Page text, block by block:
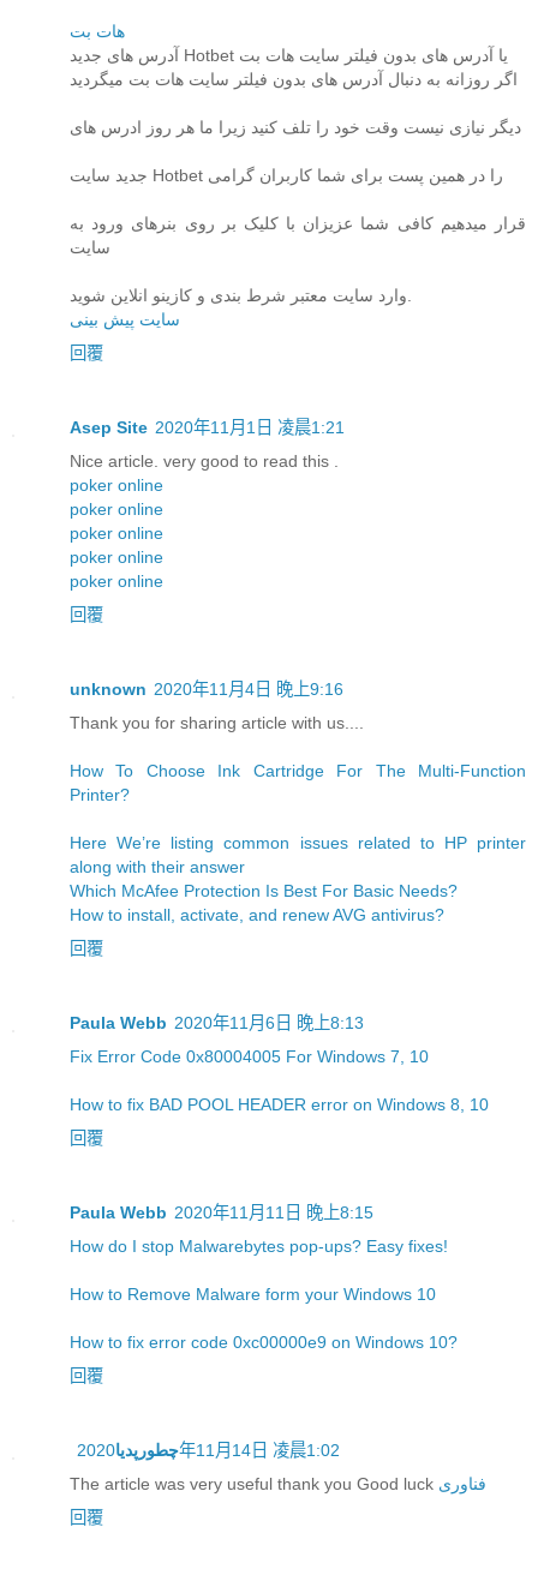
هات بت
آدرس های جدید Hotbet یا آدرس های بدون فیلتر سایت هات بت
اگر روزانه به دنبال آدرس های بدون فیلتر سایت هات بت میگردید
دیگر نیازی نیست وقت خود را تلف کنید زیرا ما هر روز ادرس های
جدید سایت Hotbet را در همین پست برای شما کاربران گرامی
قرار میدهیم کافی شما عزیزان با کلیک بر روی بنرهای ورود به
سایت
وارد سایت معتبر شرط بندی و کازینو انلاین شوید.
سایت پیش بینی
回覆
Asep Site 2020年11月1日 凌晨1:21
Nice article. very good to read this .
poker online
poker online
poker online
poker online
poker online
回覆
unknown 2020年11月4日 晚上9:16
Thank you for sharing article with us....
How To Choose Ink Cartridge For The Multi-Function
Printer?
Here We’re listing common issues related to HP printer
along with their answer
Which McAfee Protection Is Best For Basic Needs?
How to install, activate, and renew AVG antivirus?
回覆
Paula Webb 2020年11月6日 晚上8:13
Fix Error Code 0x80004005 For Windows 7, 10
How to fix BAD POOL HEADER error on Windows 8, 10
回覆
Paula Webb 2020年11月11日 晚上8:15
How do I stop Malwarebytes pop-ups? Easy fixes!
How to Remove Malware form your Windows 10
How to fix error code 0xc00000e9 on Windows 10?
回覆
چطورپدیا2020年11月14日 凌晨1:02
The article was very useful thank you Good luck فناوری
回覆